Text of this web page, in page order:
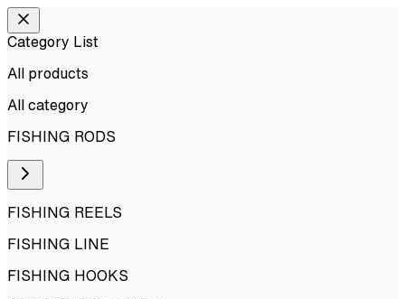
Category List
All products
All category
FISHING RODS
FISHING REELS
FISHING LINE
FISHING HOOKS